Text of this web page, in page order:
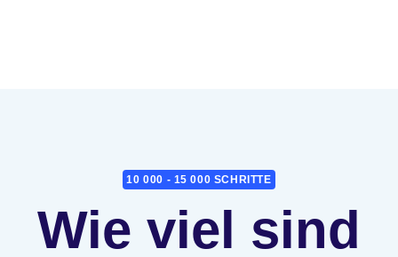
10 000 - 15 000 SCHRITTE
Wie viel sind